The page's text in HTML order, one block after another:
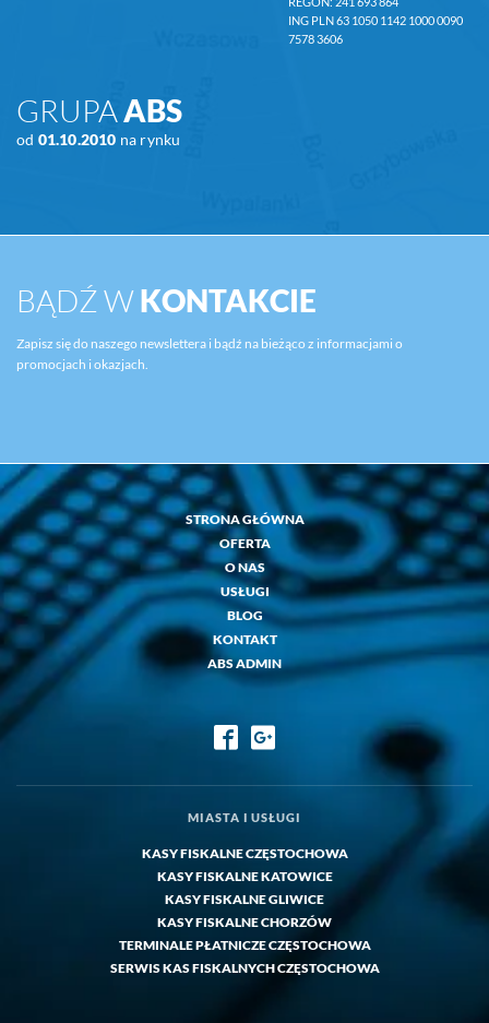
ING PLN 63 1050 1142 1000 0090
7578 3606
GRUPA ABS
od 01.10.2010 na rynku
BĄDŹ WKONTAKCIE
Zapisz się do naszego newslettera i bądź na bieżąco z informacjami o
promocjach i okazjach.
STRONA GŁÓWNA
OFERTA
O NAS
USŁUGI
BLOG
KONTAKT
ABS ADMIN
MIASTA I USŁUGI
KASY FISKALNE CZĘSTOCHOWA
KASY FISKALNE KATOWICE
KASY FISKALNE GLIWICE
KASY FISKALNE CHORZÓW
TERMINALE PŁATNICZE CZĘSTOCHOWA
SERWIS KAS FISKALNYCH CZĘSTOCHOWA